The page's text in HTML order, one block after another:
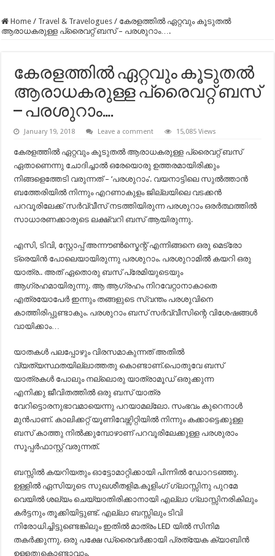
Home / Travel & Travelogues / കേരളത്തിൽ ഏറ്റവും കൂടുതൽ
ആരാധകരുള്ള പ്രൈവറ്റ് ബസ് – പരശുറാം….
കേരളത്തിൽ ഏറ്റവും കൂടുതൽ
ആരാധകരുള്ള പ്രൈവറ്റ് ബസ്
– പരശുറാം….
January 19, 2018 Leave a comment 15,085 Views
കേരളത്തിൽ ഏറ്റവും കൂടുതൽ ആരാധകരുള്ള പ്രൈവറ്റ് ബസ്
ഏതാണെന്നു ചോദിച്ചാൽ ഒരേയൊരു ഉത്തരമായിരിക്കും
നിങ്ങളെത്തേടി വരുന്നത് – ‘പരശുറാം’. വയനാട്ടിലെ സുൽത്താൻ
ബത്തേരിയിൽ നിന്നും എറണാകുളം ജില്ലയിലെ വടക്കൻ
പറവൂരിലേക്ക് സർവ്വീസ് നടത്തിയിരുന്ന പരശുറാം ഒരർത്ഥത്തിൽ
സാധാരണക്കാരുടെ ലക്ഷ്വറി ബസ് ആയിരുന്നു.
എസി, ടിവി, സ്റ്റോപ്പ് അന്നൗൺസ്മെന്റ് എന്നിങ്ങനെ ഒരു മെട്രോ
ട്രെയിൻ പോലെയായിരുന്നു പരശുറാം. പരശുറാമിൽ കയറി ഒരു
യാത്ര.. അത് ഏതൊരു ബസ് പ്രേമിയുടെയും
ആഗ്രഹമായിരുന്നു. ആ ആഗ്രഹം നിറവേറ്റാനാകാതെ
എത്രയോപേർ ഇന്നും തങ്ങളുടെ സ്വന്തം പരശുവിനെ
കാത്തിരിപ്പുണ്ടാകും. പരശുറാം ബസ് സർവ്വീസിന്റെ വിശേഷങ്ങൾ
വായിക്കാം…
യാതകള്‍ പലപ്പോഴും വിരസമാകുന്നത് അതില്‍
വ്യത്യസ്ഥതയില്ലാത്തതു കൊണ്ടാണ്.പൊതുവേ ബസ്
യാത്രകള്‍ പോലും നല്ലൊരു യാത്രാമൂഡ്‌ ഒരുക്കുന്ന
എനിക്കു ജീവിതത്തില്‍ ഒരു ബസ് യാത്ര
വേറിട്ടൊരനുഭാവമായെന്നു പറയാമല്ലോ. സംഭവം കുറെനാള്‍
മുന്‍പാണ്. കാലിക്കറ്റ് യൂണിവേഴ്സിറ്റിയില്‍ നിന്നും കക്കാട്ടെക്കുള്ള
ബസ് കാത്തു നില്‍ക്കുമ്പോഴാണ് പറവൂരിലേക്കുള്ള പരശുരാം
സൂപ്പര്‍ഫാസ്റ്റ് വരുന്നത്.
ബസ്സില്‍ കയറിയതും ഓട്ടോമാറ്റിക്കായി പിന്നില്‍ ഡോറടഞ്ഞു.
ഉള്ളില്‍ ഏസിയുടെ സുഖശീതളിമ.കൂളിംഗ് ഗ്ലാസ്സിനു പുറമേ
വെയില്‍ ശല്യം ചെയ്യാതിരിക്കാനായി എല്ലാ ഗ്ലാസ്സിനരികിലും
കര്‍ട്ടനും തൂക്കിയിട്ടുണ്ട്‌. എല്ലാ ബസ്സിലും ടിവി
നിരോധിച്ചിട്ടുണ്ടെങ്കിലും ഇതില്‍ മാത്രം LED യില്‍ സിനിമ
തകര്‍ക്കുന്നു. ഒരു പക്ഷേ ഡ്രൈവര്‍ക്കായി പ്രത്യേക ക്യാബിന്‍
ഉള്ളതുകൊണ്ടാവാം.